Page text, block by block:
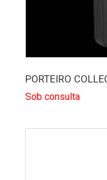
PORTEIRO
Sob consulta